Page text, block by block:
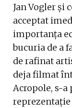
Jan Vogler și
acceptat
importanța
bucuria de a
de rafinat
deja filmat
Acropole, s-a
reprezentație